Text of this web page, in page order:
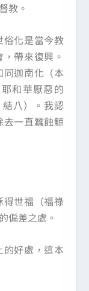
教。
俗化是當今教
帶來復興。
同迦南化（本
和華厭惡的
結八）。我認
一直蠶蝕鯨
得世福（福祿
偏差之處。
好處，這本